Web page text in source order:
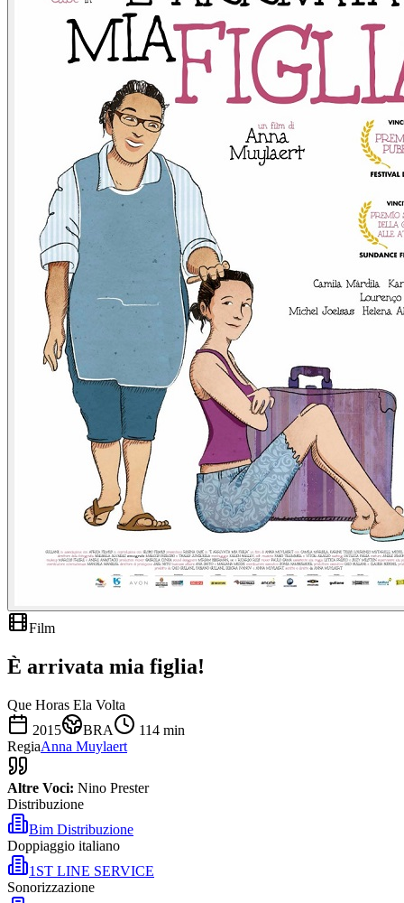
Film
È arrivata mia figlia!
Que Horas Ela Volta
2015
BRA 114 min
RegiaAnna Muylaert
Altre Voci: Nino Prester
Distribuzione
Bim Distribuzione
Doppiaggio italiano
1ST LINE SERVICE
Sonorizzazione